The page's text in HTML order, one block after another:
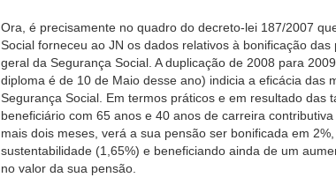
Ora, é precisamente no quadro do decreto-lei 187/2007
Social forneceu ao JN os dados relativos à bonificação
geral da Segurança Social. A duplicação de 2008 para
diploma é de 10 de Maio desse ano) indicia a eficácia das
Segurança Social. Em termos práticos e em resultado das
beneficiário com 65 anos e 40 anos de carreira
mais dois meses, verá a sua pensão ser bonificada em
sustentabilidade (1,65%) e beneficiando ainda de um
no valor da sua pensão.